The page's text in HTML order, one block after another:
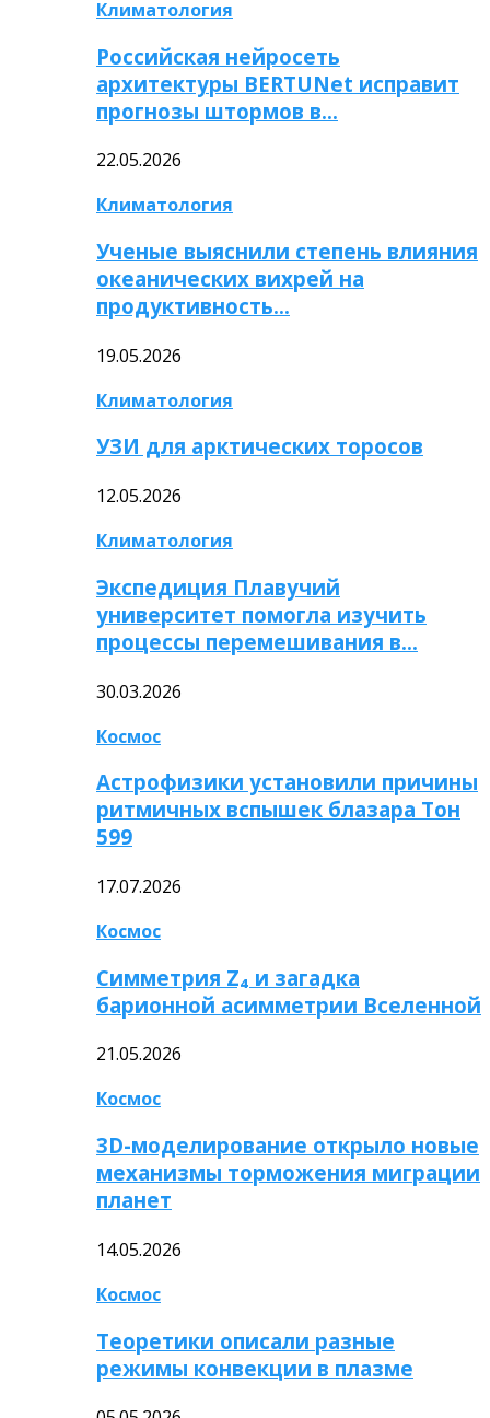
Климатология
Российская нейросеть
архитектуры BERTUNet исправит
прогнозы штормов в…
22.05.2026
Климатология
Ученые выяснили степень влияния
океанических вихрей на
продуктивность…
19.05.2026
Климатология
УЗИ для арктических торосов
12.05.2026
Климатология
Экспедиция Плавучий
университет помогла изучить
процессы перемешивания в…
30.03.2026
Космос
Астрофизики установили причины
ритмичных вспышек блазара Тон
599
17.07.2026
Космос
Симметрия Z₄ и загадка
барионной асимметрии Вселенной
21.05.2026
Космос
3D-моделирование открыло новые
механизмы торможения миграции
планет
14.05.2026
Космос
Теоретики описали разные
режимы конвекции в плазме